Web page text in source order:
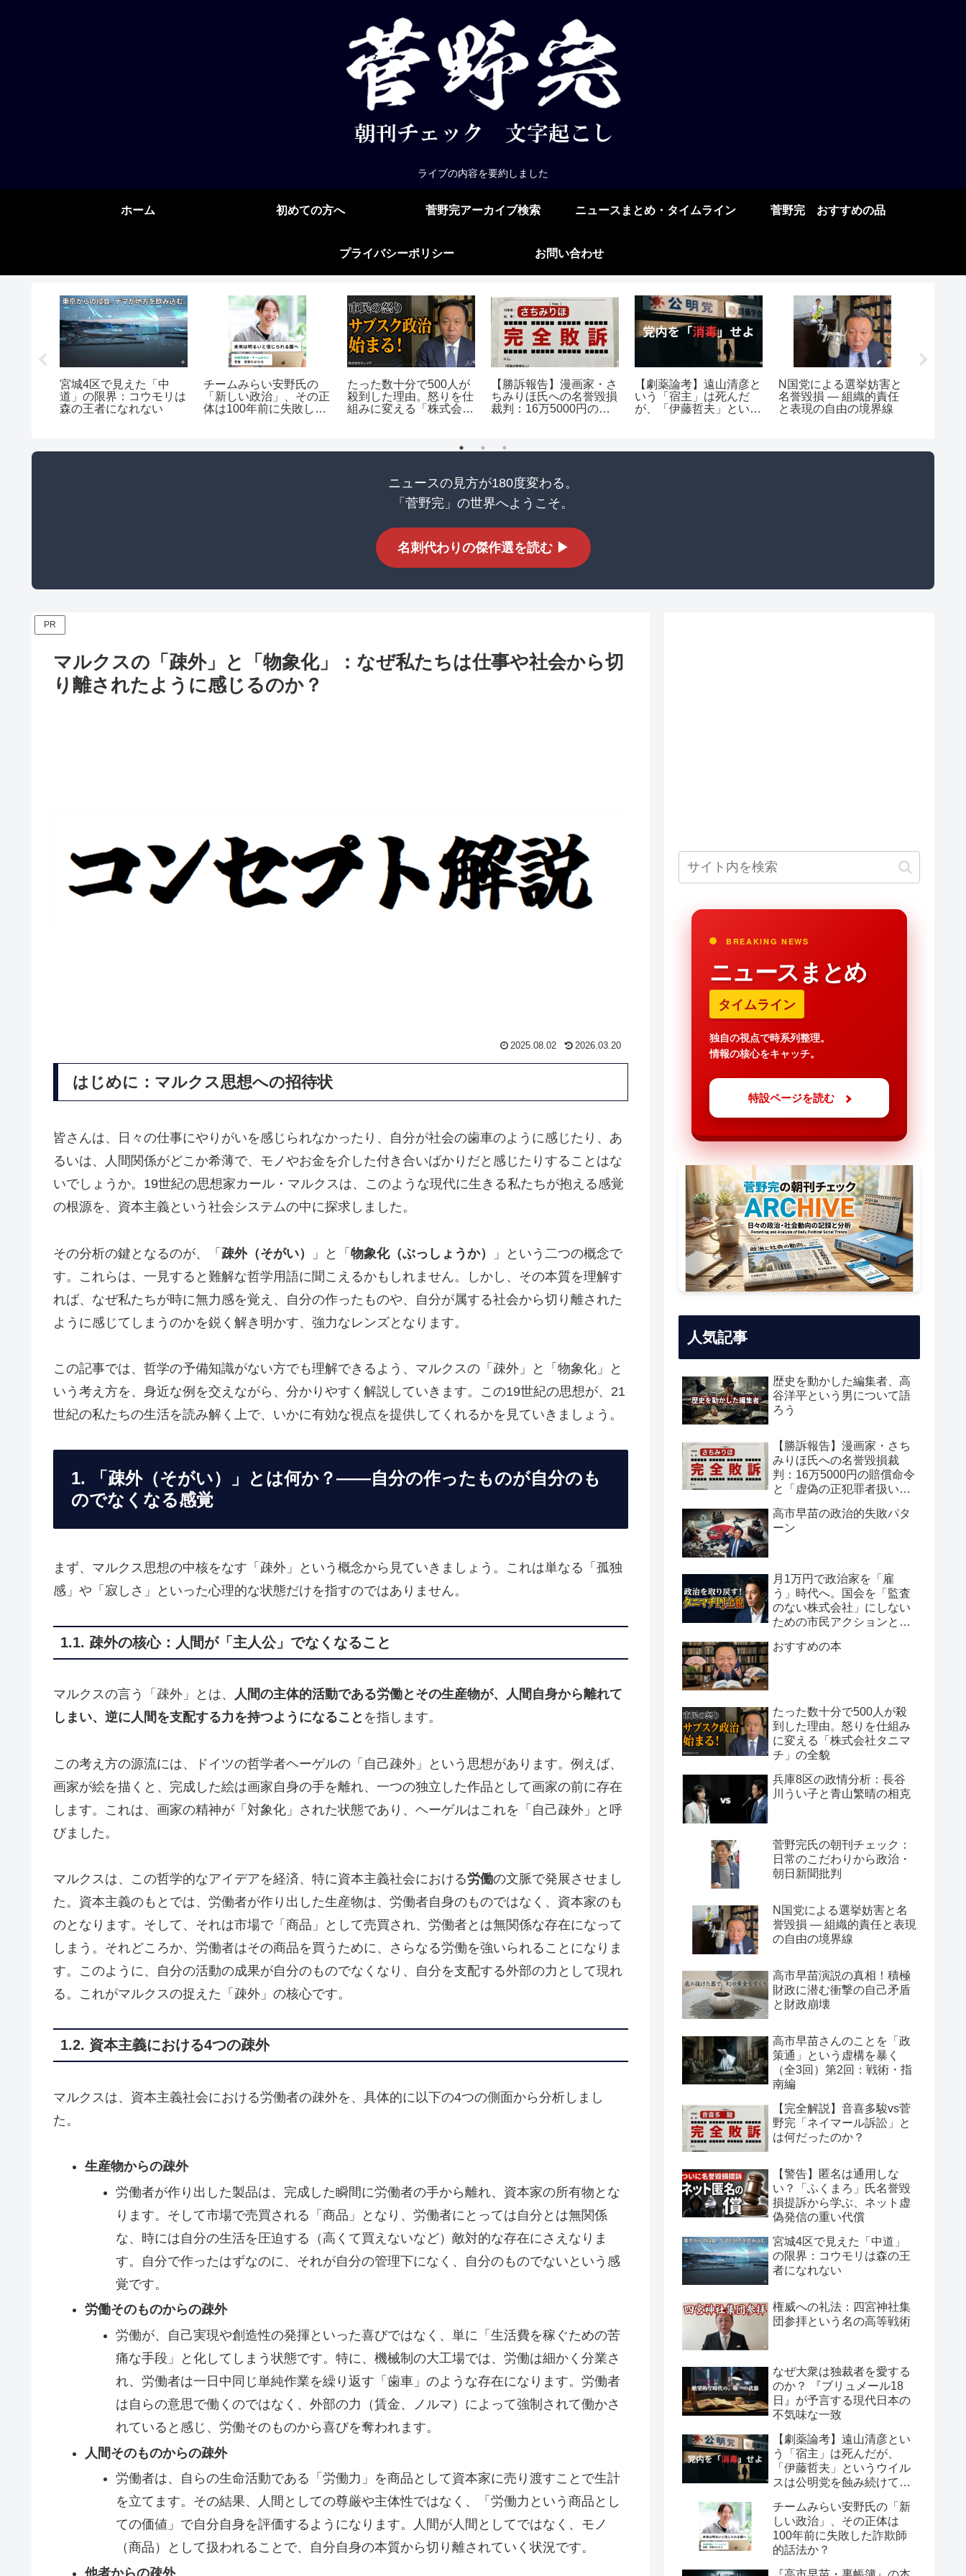
ライブの内容を要約しました
ホーム 初めての方へ 菅野完アーカイブ検索 ニュースまとめ・タイムライン 菅野完 おすすめの品
プライバシーポリシー お問い合わせ
宮城4区で見えた「中
道」の限界：コウモリは
森の王者になれない
チームみらい安野氏の
「新しい政治」、その正
体は100年前に失敗した
たった数十分で500人が
殺到した理由。怒りを仕
組みに変える「株式会社
【勝訴報告】漫画家・さ
ちみりほ氏への名誉毀損
裁判：16万5000円の賠
【劇薬論考】遠山清彦と
いう「宿主」は死んだ
が、「伊藤哲夫」という
N国党による選挙妨害と
名誉毀損 ― 組織的責任
と表現の自由の境界線
ニュースの見方が180度変わる。
「菅野完」の世界へようこそ。
名刺代わりの傑作選を読む ▶
PR
マルクスの「疎外」と「物象化」：なぜ私たちは仕事や社会から切
り離されたように感じるのか？
2025.08.02 2026.03.20
はじめに：マルクス思想への招待状
皆さんは、日々の仕事にやりがいを感じられなかったり、自分が社会の歯車のように感じたり、あ
るいは、人間関係がどこか希薄で、モノやお金を介した付き合いばかりだと感じたりすることはな
いでしょうか。19世紀の思想家カール・マルクスは、このような現代に生きる私たちが抱える感覚
の根源を、資本主義という社会システムの中に探求しました。
その分析の鍵となるのが、「 疎外（そがい） 」と「 物象化（ぶっしょうか）
」という二つの概念で
す。これらは、一見すると難解な哲学用語に聞こえるかもしれません。しかし、その本質を理解す
れば、なぜ私たちが時に無力感を覚え、自分の作ったものや、自分が属する社会から切り離された
ように感じてしまうのかを鋭く解き明かす、強力なレンズとなります。
この記事では、哲学の予備知識がない方でも理解できるよう、マルクスの「疎外」と「物象化」と
いう考え方を、身近な例を交えながら、分かりやすく解説していきます。この19世紀の思想が、21
世紀の私たちの生活を読み解く上で、いかに有効な視点を提供してくれるかを見ていきましょう。
1. 「疎外（そがい）」とは何か？――自分の作ったものが自分のも
のでなくなる感覚
まず、マルクス思想の中核をなす「疎外」という概念から見ていきましょう。これは単なる「孤独
感」や「寂しさ」といった心理的な状態だけを指すのではありません。
1.1. 疎外の核心：人間が「主人公」でなくなること
マルクスの言う「疎外」とは、 人間の主体的活動である労働とその生産物が、人間自身から離れて
しまい、逆に人間を支配する力を持つようになること を指します。
この考え方の源流には、ドイツの哲学者ヘーゲルの「自己疎外」という思想があります。例えば、
画家が絵を描くと、完成した絵は画家自身の手を離れ、一つの独立した作品として画家の前に存在
します。これは、画家の精神が「対象化」された状態であり、ヘーゲルはこれを「自己疎外」と呼
びました。
マルクスは、この哲学的なアイデアを経済、特に資本主義社会における労働の文脈で発展させまし
た。資本主義のもとでは、労働者が作り出した生産物は、労働者自身のものではなく、資本家のも
のとなります。そして、それは市場で「商品」として売買され、労働者とは無関係な存在になって
しまう。それどころか、労働者はその商品を買うために、さらなる労働を強いられることになりま
す。このように、自分の活動の成果が自分のものでなくなり、自分を支配する外部の力として現れ
る。これがマルクスの捉えた「疎外」の核心です。
1.2. 資本主義における4つの疎外
マルクスは、資本主義社会における労働者の疎外を、具体的に以下の4つの側面から分析しまし
た。
生産物からの疎外
労働者が作り出した製品は、完成した瞬間に労働者の手から離れ、資本家の所有物とな
ります。そして市場で売買される「商品」となり、労働者にとっては自分とは無関係
な、時には自分の生活を圧迫する（高くて買えないなど）敵対的な存在にさえなりま
す。自分で作ったはずなのに、それが自分の管理下になく、自分のものでないという感
覚です。
労働そのものからの疎外
労働が、自己実現や創造性の発揮といった喜びではなく、単に「生活費を稼ぐための苦
痛な手段」と化してしまう状態です。特に、機械制の大工場では、労働は細かく分業さ
れ、労働者は一日中同じ単純作業を繰り返す「歯車」のような存在になります。労働者
は自らの意思で働くのではなく、外部の力（賃金、ノルマ）によって強制されて働かさ
れていると感じ、労働そのものから喜びを奪われます。
人間そのものからの疎外
労働者は、自らの生命活動である「労働力」を商品として資本家に売り渡すことで生計
を立てます。その結果、人間としての尊厳や主体性ではなく、「労働力という商品とし
ての価値」で自分自身を評価するようになります。人間が人間としてではなく、モノ
（商品）として扱われることで、自分自身の本質から切り離されていく状況です。
他者からの疎外
BREAKING NEWS
ニュースまとめ
タイムライン
独自の視点で時系列整理。
情報の核心をキャッチ。
特設ページを読む
人気記事
歴史を動かした編集者、高
谷洋平という男について語
ろう
【勝訴報告】漫画家・さち
みりほ氏への名誉毀損裁
判：16万5000円の賠償命令
と「虚偽の正犯罪者扱い」
高市早苗の政治的失敗パタ
ーン
月1万円で政治家を「雇
う」時代へ。国会を「監査
のない株式会社」にしない
ための市民アクションと組
おすすめの本
たった数十分で500人が殺
到した理由。怒りを仕組み
に変える「株式会社タニマ
チ」の全貌
兵庫8区の政情分析：長谷
川うい子と青山繁晴の相克
菅野完氏の朝刊チェック：
日常のこだわりから政治・
朝日新聞批判
N国党による選挙妨害と名
誉毀損 ― 組織的責任と表現
の自由の境界線
高市早苗演説の真相！積極
財政に潜む衝撃の自己矛盾
と財政崩壊
高市早苗さんのことを「政
策通」という虚構を暴く
（全3回）第2回：戦術・指
南編
【完全解説】音喜多駿vs菅
野完「ネイマール訴訟」と
は何だったのか？
【警告】匿名は通用しな
い？「ふくまろ」氏名誉毀
損提訴から学ぶ、ネット虚
偽発信の重い代償
宮城4区で見えた「中道」
の限界：コウモリは森の王
者になれない
権威への礼法：四宮神社集
団参拝という名の高等戦術
なぜ大衆は独裁者を愛する
のか？ 『ブリュメール18
日』が予言する現代日本の
不気味な一致
【劇薬論考】遠山清彦とい
う「宿主」は死んだが、
「伊藤哲夫」というウイル
スは公明党を蝕み続けてい
チームみらい安野氏の「新
しい政治」、その正体は
100年前に失敗した詐欺師
的話法か？